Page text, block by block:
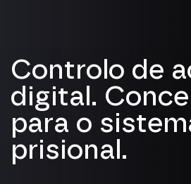
Controlo de
digital.
para o
prisional.